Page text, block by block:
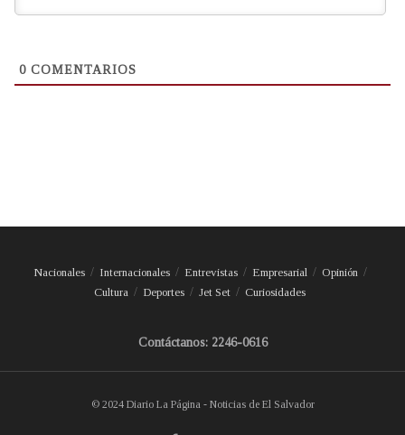
0 COMENTARIOS
Nacionales Internacionales Entrevistas Empresarial
Opinión
Cultura
Deportes Jet Set Curiosidades
Contáctanos: 2246-0616
© 2024 Diario La Página - Noticias de El Salvador